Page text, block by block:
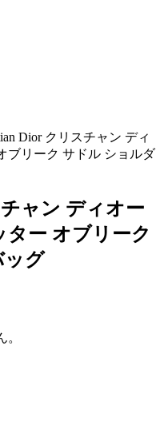
Dior クリスチャン ディ
ブリーク サドル ショルダ
ャン ディオー
ター オブリーク
ッグ